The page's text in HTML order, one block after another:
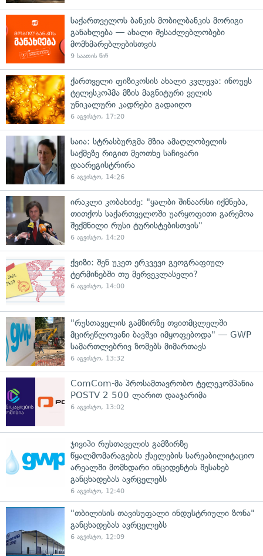
საქართველოს ბანკის მობილბანკის მორიგი
განახლება — ახალი შესაძლებლობები
მომხმარებლებისთვის
9 საათის წინ
ქართველი ფიზიკოსის ახალი კვლევა: ინოუეს
ტელესკოპმა მზის მაგნიტური ველის
უნიკალური კადრები გადაიღო
6 აგვისტო, 17:20
საია: სტრასბურგმა მზია ამაღლობელის
საქმეზე რიგით მეოთხე საჩივარი
დაარეგისტრირა
6 აგვისტო, 14:26
ირაკლი კობახიძე: "ყალბი შინაარსი იქმნება,
თითქოს საქართველოში უარყოფითი გარემოა
შექმნილი რუსი ტურისტებისთვის"
6 აგვისტო, 14:20
ქვიზი: შენ უკეთ ერკვევი გეოგრაფიულ
ტერმინებში თუ მერვეკლასელი?
6 აგვისტო, 14:00
"რუსთაველის გამზირზე თვითმცლელში
მცირეწლოვანი ბავშვი იმყოფებოდა" — GWP
სამართლებრივ ზომებს მიმართავს
6 აგვისტო, 13:32
ComCom-მა პროსამთავრობო ტელეკომპანია
POSTV 2 500 ლარით დააჯარიმა
6 აგვისტო, 13:02
ჯივიპი რუსთაველის გამზირზე
წყალმომარაგების ქსელების სარეაბილიტაციო
არეალში მომხდარი ინციდენტის შესახებ
განცხადებას ავრცელებს
6 აგვისტო, 12:40
"თბილისის თავისუფალი ინდუსტრიული ზონა"
განცხადებას ავრცელებს
6 აგვისტო, 12:09